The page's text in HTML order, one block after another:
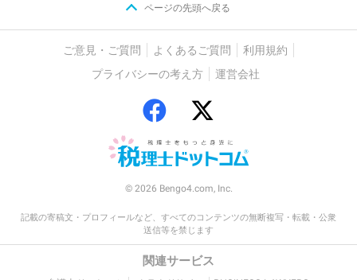
ページの先頭へ戻る
ご意見・ご質問 よくあるご質問
利用規約
プライバシーの考え方
運営会社
© 2026 Bengo4.com, Inc.
記載の寄稿文・プロフィールなど、すべてのコンテンツの無断複写・転載・公衆
送信等を禁じます
関連サービス